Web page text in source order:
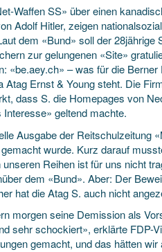
Waffen SS» über einen
Adolf Hitler, zeigen
dem «Bund» soll der 28jährige
zur gelungenen «Site»
«be.aey.ch» – was für die Berner
Ernst & Young steht. Die
dass S. die Homepages von
geltend machte.
Ausgabe der Reitschulzeitung
wurde. Kurz darauf
Reihen ist für uns nicht
dem «Bund». Aber: Der
hat die Atag S. auch nicht
morgen seine Demission als
sehr schockiert», erklärte FDP-
gemacht, und das hätten wir